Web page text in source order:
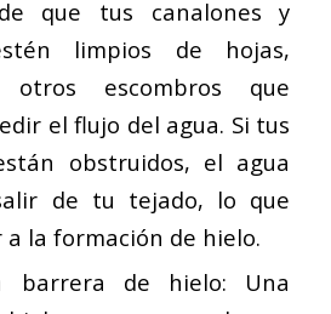
que tus canalones y
limpios de hojas,
escombros que
el flujo del agua. Si tus
obstruidos, el agua
de tu tejado, lo que
a la formación de hielo.
barrera de hielo: Una